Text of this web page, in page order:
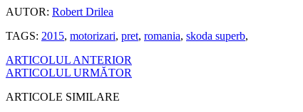
AUTOR: Robert Drilea
TAGS: 2015, motorizari, pret, romania, skoda superb,
ARTICOLUL ANTERIOR
ARTICOLUL URMĂTOR
ARTICOLE SIMILARE